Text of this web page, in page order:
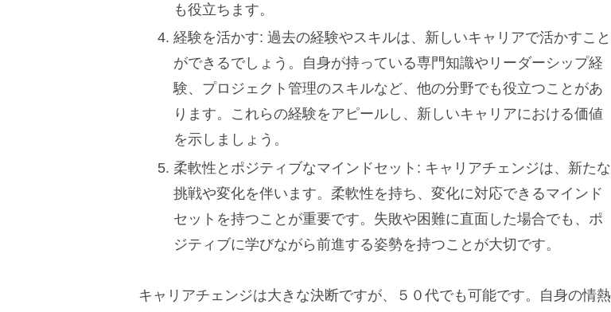
も役立ちます。
経験を活かす: 過去の経験やスキルは、新しいキャリアで活かすこと
ができるでしょう。自身が持っている専門知識やリーダーシップ経
験、プロジェクト管理のスキルなど、他の分野でも役立つことがあ
ります。これらの経験をアピールし、新しいキャリアにおける価値
を示しましょう。
柔軟性とポジティブなマインドセット: キャリアチェンジは、新たな
挑戦や変化を伴います。柔軟性を持ち、変化に対応できるマインド
セットを持つことが重要です。失敗や困難に直面した場合でも、ポ
ジティブに学びながら前進する姿勢を持つことが大切です。
キャリアチェンジは大きな決断ですが、５０代でも可能です。自身の情熱